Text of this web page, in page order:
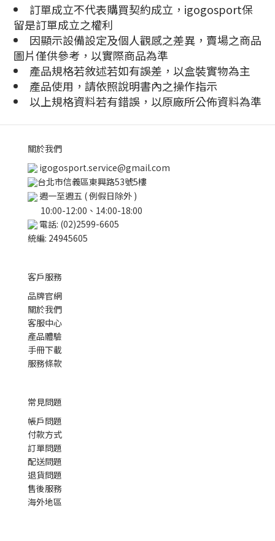
訂單成立不代表購買契約成立，igogosport保
留是訂單成立之權利
因顯示設備設定及個人觀感之差異，賣場之商品
圖片僅供參考，以實際商品為準
產品規格若敘述若如有誤差，以盒裝實物為主
產品使用，請依照說明書內之操作指示
以上規格資料若有錯誤，以原廠所公佈資料為準
關於我們
igogosport.service@gmail.com
台北市信義區東興路53號5樓
週一至週五 ( 例假日除外 )
10:00-12:00、14:00-18:00
電話: (02)2599-6605
統編: 24945605
客戶服務
品牌官網
關於我們
客服中心
產品體驗
手冊下載
服務條款
常見問題
帳戶問題
付款方式
訂單問題
配送問題
退貨問題
售後服務
海外地區